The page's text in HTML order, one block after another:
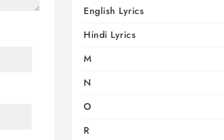
English Lyrics
Hindi Lyrics
M
N
O
R